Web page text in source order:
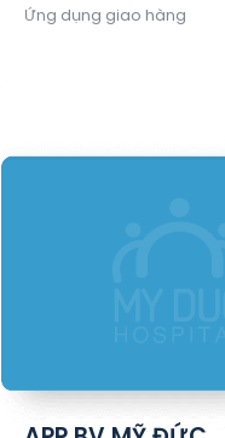
Ứng dụng giao hàng